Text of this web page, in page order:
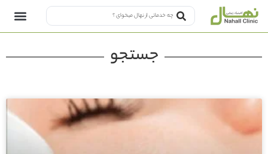
جستجو